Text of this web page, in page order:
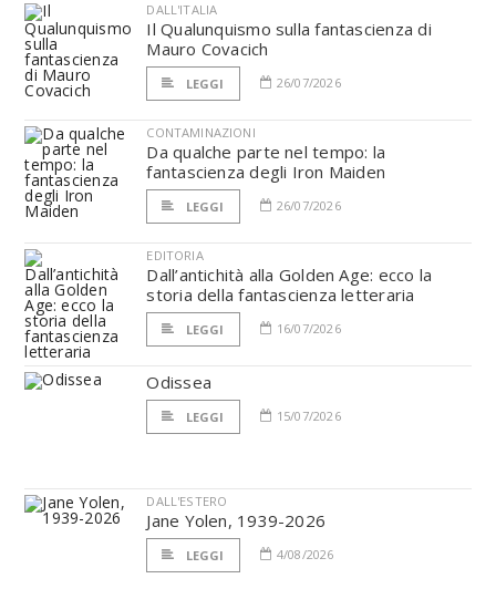
DALL'ITALIA
Il Qualunquismo sulla fantascienza di
Mauro Covacich
LEGGI 26/07/2026
CONTAMINAZIONI
Da qualche parte nel tempo: la
fantascienza degli Iron Maiden
LEGGI 26/07/2026
EDITORIA
Dall’antichità alla Golden Age: ecco la
storia della fantascienza letteraria
LEGGI 16/07/2026
Odissea
LEGGI 15/07/2026
DALL'ESTERO
Jane Yolen, 1939-2026
LEGGI 4/08/2026